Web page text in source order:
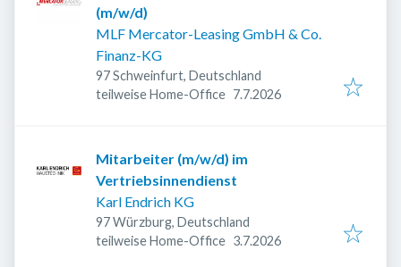
(m/w/d)
MLF Mercator-Leasing GmbH & Co.
Finanz-KG
97 Schweinfurt, Deutschland
teilweise Home-Office Veröffentlicht
7.7.2026
Mitarbeiter (m/w/d) im
Vertriebsinnendienst
Karl Endrich KG
97 Würzburg, Deutschland
teilweise Home-Office Veröffentlicht
3.7.2026